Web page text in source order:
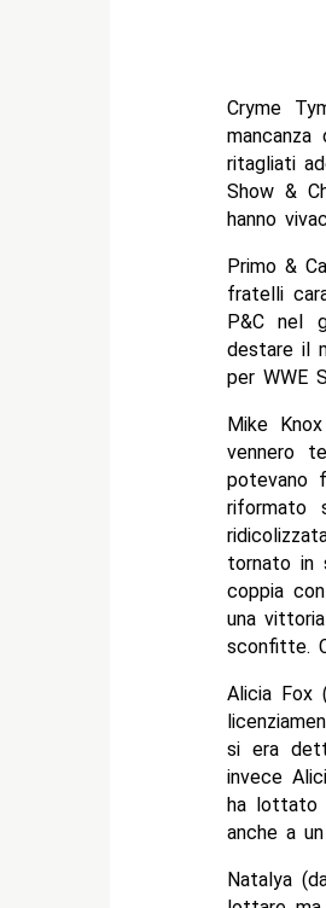
Cryme
ritagliati
Show &
hanno
Primo &
fratelli
P&C nel
destare il
per WWE
Mike
vennero
potevano
riformato
tornato in
coppia
una
sconfitte.
Alicia Fox
si era
invece
ha lottato
anche a
Natalya